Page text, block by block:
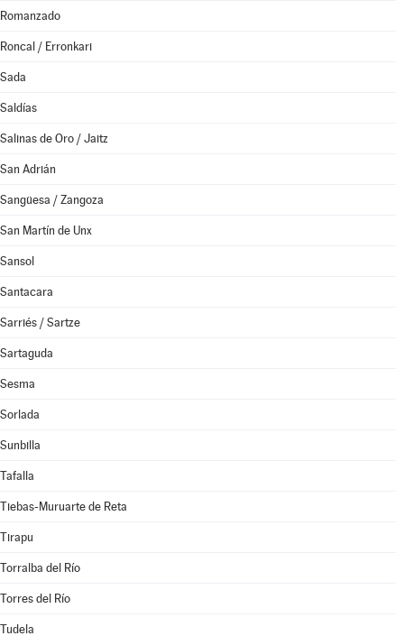
Romanzado
Roncal / Erronkari
Sada
Saldías
Salinas de Oro / Jaitz
San Adrián
Sangüesa / Zangoza
San Martín de Unx
Sansol
Santacara
Sarriés / Sartze
Sartaguda
Sesma
Sorlada
Sunbilla
Tafalla
Tiebas-Muruarte de Reta
Tirapu
Torralba del Río
Torres del Río
Tudela